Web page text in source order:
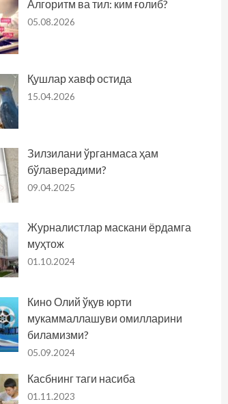
Алгоритм ва тил: ким ғолиб?
05.08.2026
Қушлар хавф остида
15.04.2026
Зилзилани ўрганмаса ҳам
бўлаверадими?
09.04.2025
Журналистлар маскани ёрдамга
муҳтож
01.10.2024
Кино Олий ўқув юрти
мукаммаллашуви омилларини
биламизми?
05.09.2024
Касбнинг таги насиба
01.11.2023